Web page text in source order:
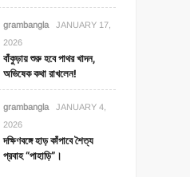
grambangla
JANUARY 17,
2026
বাঁকুড়ায় শুরু হবে পাথর খাদন,
অভিষেক কথা রাখলেন!
grambangla
JANUARY 4,
2026
দক্ষিণবঙ্গে হাড় কাঁপাবে শৈত্য
প্রবাহ “পাহাড়ি”।